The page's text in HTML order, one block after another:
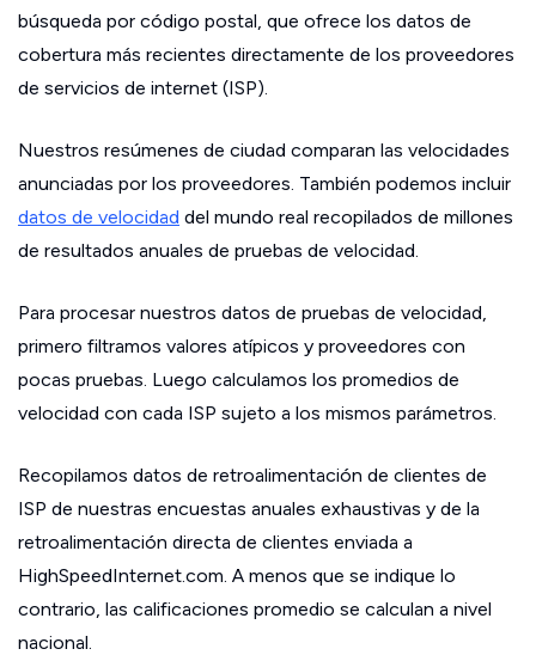
búsqueda por código postal, que ofrece los datos de
cobertura más recientes directamente de los proveedores
de servicios de internet (ISP).
Nuestros resúmenes de ciudad comparan las velocidades
anunciadas por los proveedores. También podemos incluir
datos de velocidad del mundo real recopilados de millones
de resultados anuales de pruebas de velocidad.
Para procesar nuestros datos de pruebas de velocidad,
primero filtramos valores atípicos y proveedores con
pocas pruebas. Luego calculamos los promedios de
velocidad con cada ISP sujeto a los mismos parámetros.
Recopilamos datos de retroalimentación de clientes de
ISP de nuestras encuestas anuales exhaustivas y de la
retroalimentación directa de clientes enviada a
HighSpeedInternet.com. A menos que se indique lo
contrario, las calificaciones promedio se calculan a nivel
nacional.